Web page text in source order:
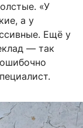
«У
а у
Ещё у
— так